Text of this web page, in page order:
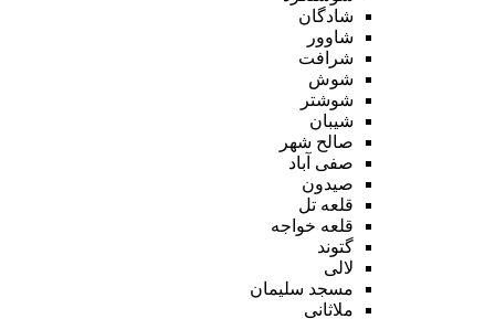
شادگان
شاوور
شرافت
شوش
شوشتر
شیبان
صالح شهر
صفی آباد
صیدون
قلعه تل
قلعه خواجه
گتوند
لالی
مسجد سلیمان
ملاثانی